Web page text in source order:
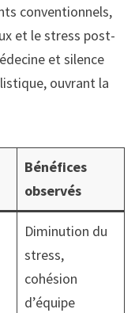
conventionnels,
et le stress post-
et silence
ouvrant la
Bénéfices
observés
Diminution du
stress,
cohésion
d’équipe